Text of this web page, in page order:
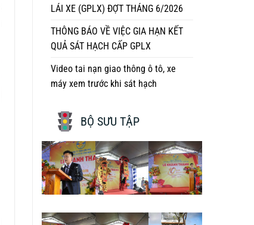
LÁI XE (GPLX) ĐỢT THÁNG 6/2026
THÔNG BÁO VỀ VIỆC GIA HẠN KẾT
QUẢ SÁT HẠCH CẤP GPLX
Video tai nạn giao thông ô tô, xe
máy xem trước khi sát hạch
BỘ SƯU TẬP